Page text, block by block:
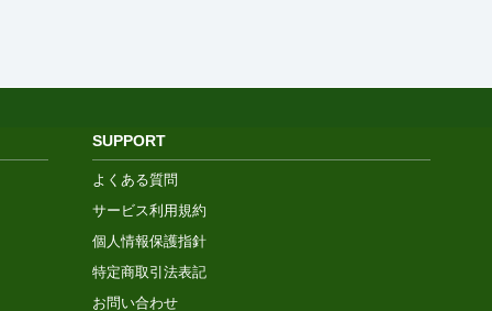
SUPPORT
よくある質問
サービス利用規約
個人情報保護指針
特定商取引法表記
お問い合わせ